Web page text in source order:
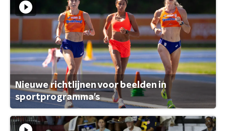
Nieuwe richtlijnen voor beelden in
sportprogramma's